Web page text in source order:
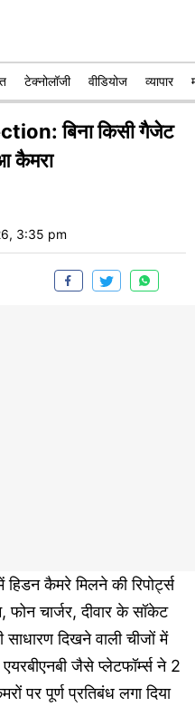
टेक्नोलॉजी वीडियोज व्यापार
बिना किसी गैजेट
कैमरा
3:35 pm
कैमरे मिलने की रिपोर्ट्स
चार्जर, दीवार के सॉकेट
दिखने वाली चीजों में
जैसे प्लेटफॉर्म्स ने 2
पर पूर्ण प्रतिबंध लगा दिया